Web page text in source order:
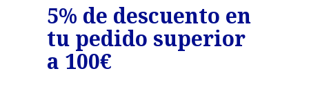
5% de descuento en
tu pedido superior
a 100€